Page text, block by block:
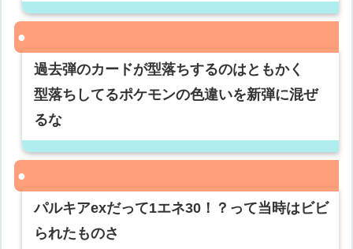
過去弾のカードが型落ちするのはともかく
型落ちしてるポケモンの色違いを新弾に混ぜ
るな
パルキアexだって1エネ30！？って当時はビビ
られたものさ